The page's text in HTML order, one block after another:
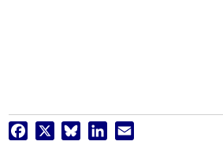
Facebook Bluesky LinkedIn